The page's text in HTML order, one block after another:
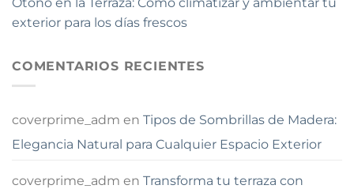
exterior para los días frescos
COMENTARIOS RECIENTES
coverprime_adm en Tipos de Sombrillas de Madera:
Elegancia Natural para Cualquier Espacio Exterior
coverprime_adm en Transforma tu terraza con